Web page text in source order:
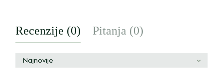
Recenzije (0) Pitanja (0)
Najnovije